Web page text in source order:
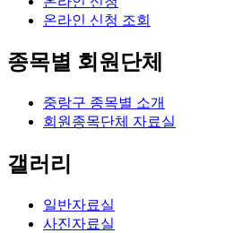
온라인 신청 조회
종목별 회원단체
중랑구 종목별 소개
회원종목단체 자료실
갤러리
일반자료실
사진자료실